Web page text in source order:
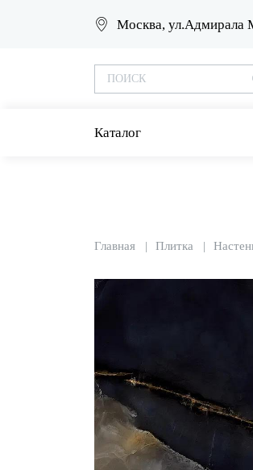
Москва, ул.Адмирала
Каталог
Главная Плитка